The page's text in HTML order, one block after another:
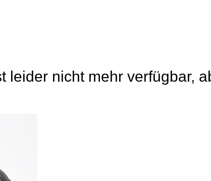
leider nicht mehr verfügbar,